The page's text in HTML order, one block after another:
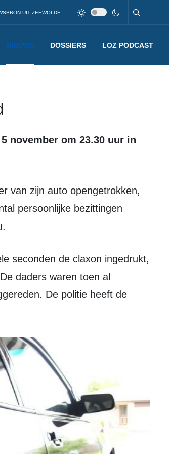
UIT ZEEWOLDE
NIEUWS DOSSIERS LOZ PODCAST
persoonlijke bezittingen
daders waren toen al
De politie heeft de